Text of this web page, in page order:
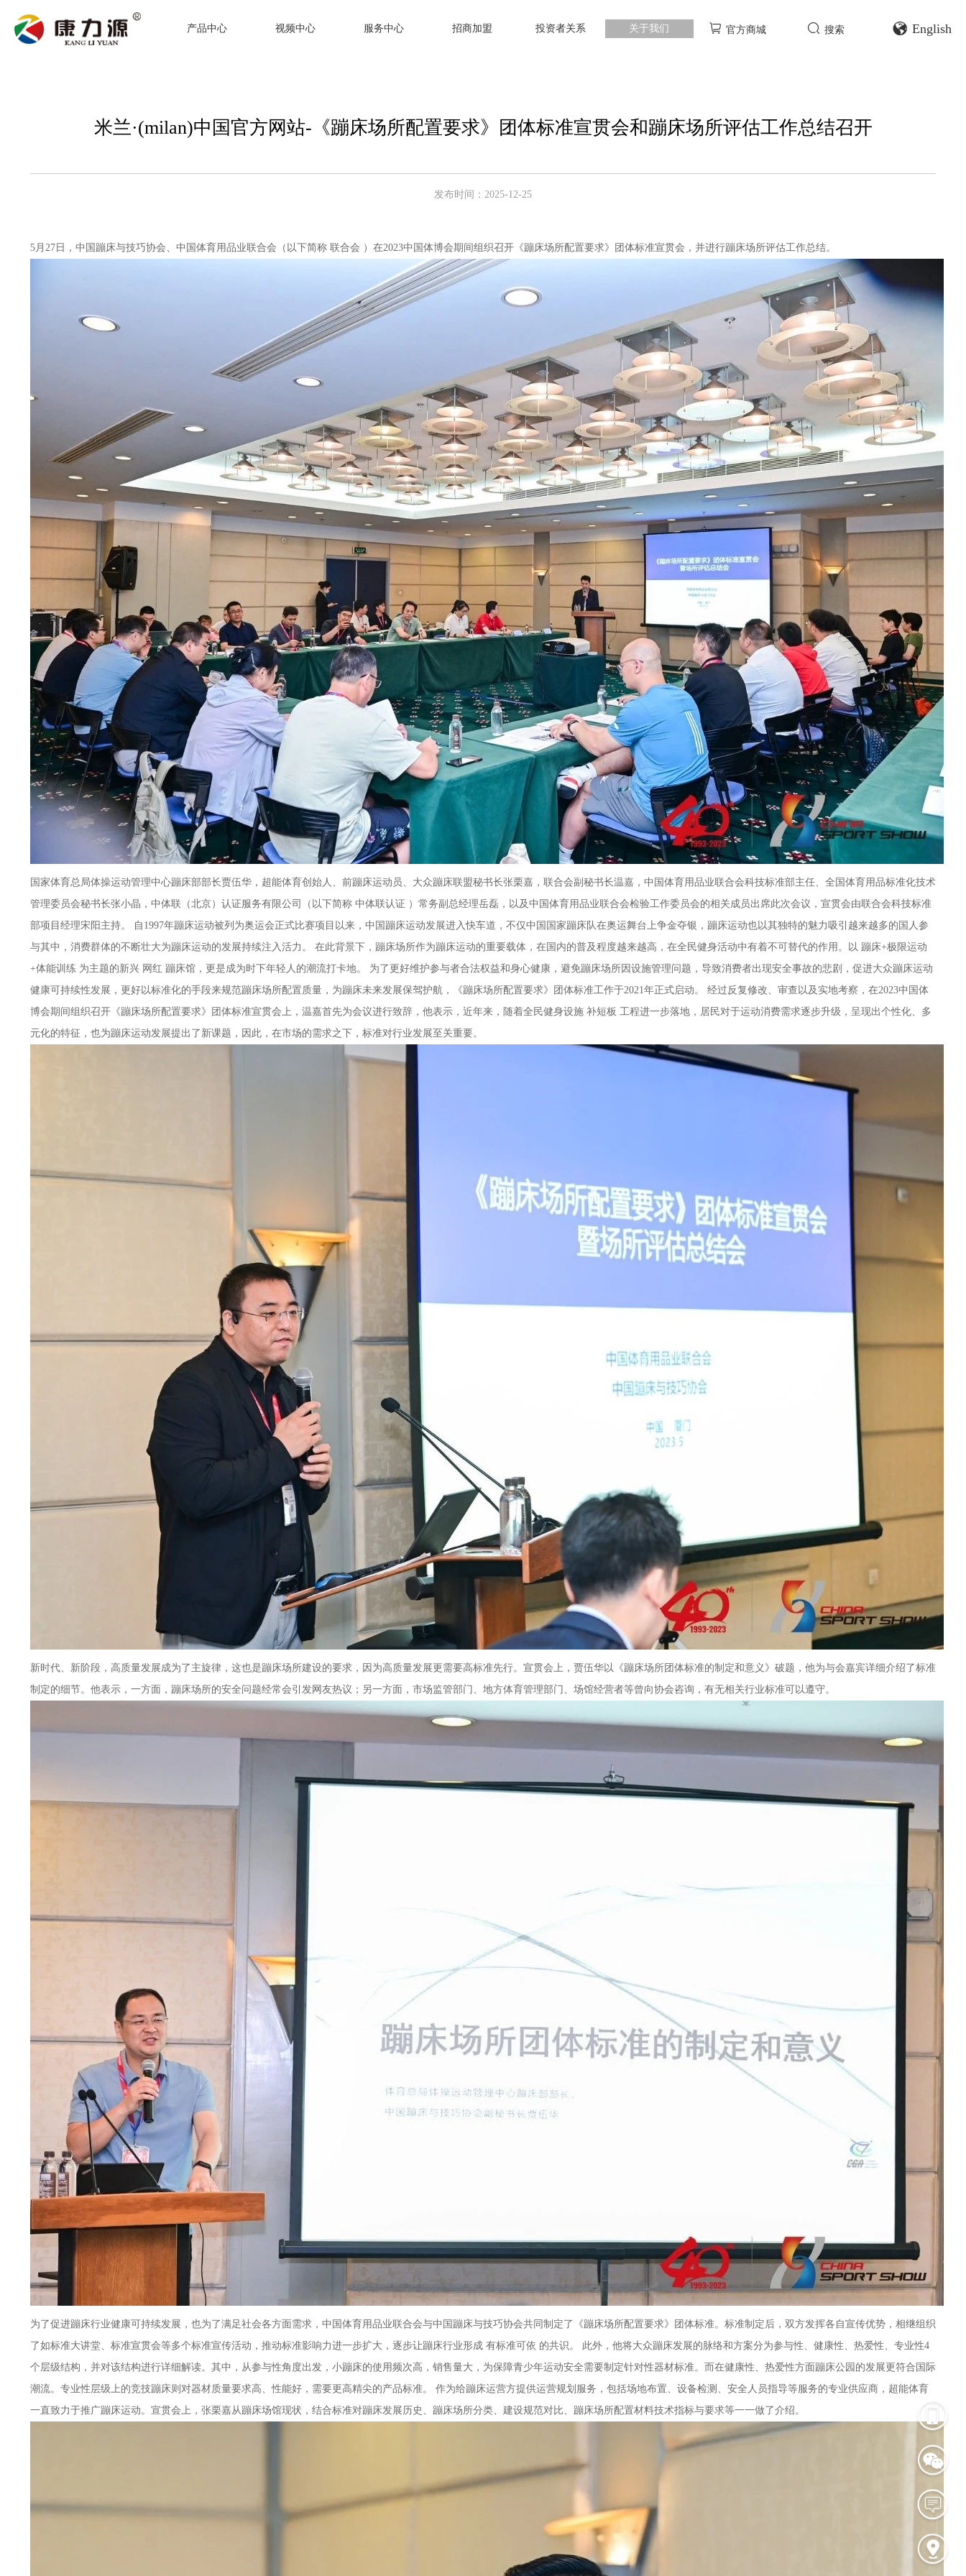
产品中心 视频中心 服务中心 招商加盟 投资者关系 关于我们 官方商城 搜索 English
米兰·(milan)中国官方网站-《蹦床场所配置要求》团体标准宣贯会和蹦床场所评估工作总结召开
发布时间：2025-12-25
5月27日，中国蹦床与技巧协会、中国体育用品业联合会（以下简称 联合会 ）在2023中国体博会期间组织召开《蹦床场所配置要求》团体标准宣贯会，并进行蹦床场所评估工作总结。
国家体育总局体操运动管理中心蹦床部部长贾伍华，超能体育创始人、前蹦床运动员、大众蹦床联盟秘书长张栗嘉，联合会副秘书长温嘉，中国体育用品业联合会科技标准部主任、全国体育用品标准化技术
管理委员会秘书长张小晶，中体联（北京）认证服务有限公司（以下简称 中体联认证 ）常务副总经理岳磊，以及中国体育用品业联合会检验工作委员会的相关成员出席此次会议，宣贯会由联合会科技标准
部项目经理宋阳主持。 自1997年蹦床运动被列为奥运会正式比赛项目以来，中国蹦床运动发展进入快车道，不仅中国国家蹦床队在奥运舞台上争金夺银，蹦床运动也以其独特的魅力吸引越来越多的国人参
与其中，消费群体的不断壮大为蹦床运动的发展持续注入活力。 在此背景下，蹦床场所作为蹦床运动的重要载体，在国内的普及程度越来越高，在全民健身活动中有着不可替代的作用。以 蹦床+极限运动
+体能训练 为主题的新兴 网红 蹦床馆，更是成为时下年轻人的潮流打卡地。 为了更好维护参与者合法权益和身心健康，避免蹦床场所因设施管理问题，导致消费者出现安全事故的悲剧，促进大众蹦床运动
健康可持续性发展，更好以标准化的手段来规范蹦床场所配置质量，为蹦床未来发展保驾护航，《蹦床场所配置要求》团体标准工作于2021年正式启动。 经过反复修改、审查以及实地考察，在2023中国体
博会期间组织召开《蹦床场所配置要求》团体标准宣贯会上，温嘉首先为会议进行致辞，他表示，近年来，随着全民健身设施 补短板 工程进一步落地，居民对于运动消费需求逐步升级，呈现出个性化、多
元化的特征，也为蹦床运动发展提出了新课题，因此，在市场的需求之下，标准对行业发展至关重要。
新时代、新阶段，高质量发展成为了主旋律，这也是蹦床场所建设的要求，因为高质量发展更需要高标准先行。宣贯会上，贾伍华以《蹦床场所团体标准的制定和意义》破题，他为与会嘉宾详细介绍了标准
制定的细节。他表示，一方面，蹦床场所的安全问题经常会引发网友热议；另一方面，市场监管部门、地方体育管理部门、场馆经营者等曾向协会咨询，有无相关行业标准可以遵守。
为了促进蹦床行业健康可持续发展，也为了满足社会各方面需求，中国体育用品业联合会与中国蹦床与技巧协会共同制定了《蹦床场所配置要求》团体标准。标准制定后，双方发挥各自宣传优势，相继组织
了如标准大讲堂、标准宣贯会等多个标准宣传活动，推动标准影响力进一步扩大，逐步让蹦床行业形成 有标准可依 的共识。 此外，他将大众蹦床发展的脉络和方案分为参与性、健康性、热爱性、专业性4
个层级结构，并对该结构进行详细解读。其中，从参与性角度出发，小蹦床的使用频次高，销售量大，为保障青少年运动安全需要制定针对性器材标准。而在健康性、热爱性方面蹦床公园的发展更符合国际
潮流。专业性层级上的竞技蹦床则对器材质量要求高、性能好，需要更高精尖的产品标准。 作为给蹦床运营方提供运营规划服务，包括场地布置、设备检测、安全人员指导等服务的专业供应商，超能体育
一直致力于推广蹦床运动。宣贯会上，张栗嘉从蹦床场馆现状，结合标准对蹦床发展历史、蹦床场所分类、建设规范对比、蹦床场所配置材料技术指标与要求等一一做了介绍。